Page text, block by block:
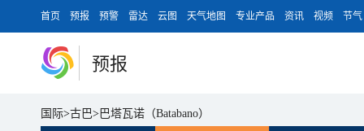
首页 预报 预警 雷达 云图 天气地图 专业产品 资讯 视频 节气
预报
国际>古巴> 巴塔瓦诺（Batabano）